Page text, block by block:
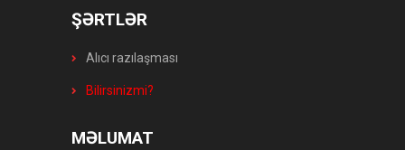
ŞƏRTLƏR
Alıcı razılaşması
Bilirsinizmi?
MƏLUMAT